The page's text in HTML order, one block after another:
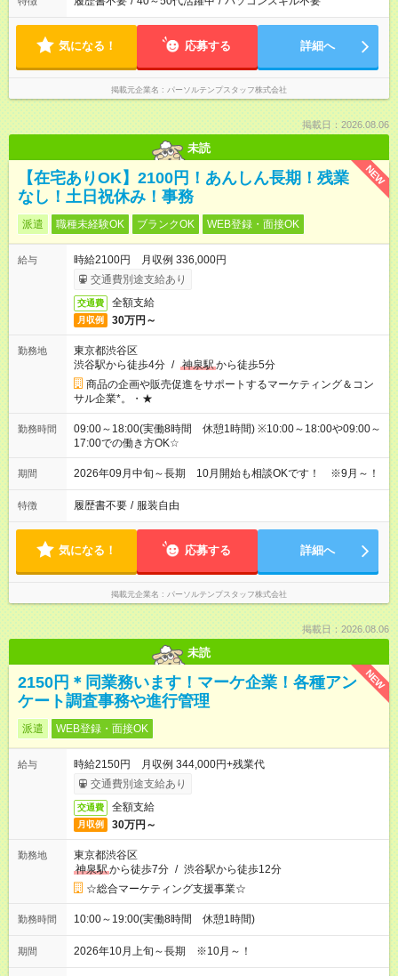
気になる！ 応募する 詳細へ
掲載元企業名 パーソルテンプスタッフ株式会社
掲載日：2026.08.06
未読
NEW
【在宅ありOK】2100円！あんしん長期！残業
なし！土日祝休み！事務
派遣 職種未経験OK ブランクOK WEB登録・面接OK
給与
時給2100円 月収例 336,000円
交通費別途支給あり
交通費 全額支給
月収例 30万円～
勤務地
東京都渋谷区
渋谷駅から徒歩4分 / 神泉駅から徒歩5分
商品の企画や販売促進をサポートするマーケティング＆コン
サル企業*。・★
勤務時間
09:00～18:00(実働8時間 休憩1時間) ※10:00～18:00や09:00～
17:00での働き方OK☆
期間 2026年09月中旬～長期 10月開始も相談OKです！ ※9月～！
特徴 履歴書不要 / 服装自由
気になる！ 応募する 詳細へ
掲載元企業名 パーソルテンプスタッフ株式会社
掲載日：2026.08.06
未読
NEW
2150円＊同業務います！マーケ企業！各種アン
ケート調査事務や進行管理
派遣 WEB登録・面接OK
給与
時給2150円 月収例 344,000円+残業代
交通費別途支給あり
交通費 全額支給
月収例 30万円～
勤務地
東京都渋谷区
神泉駅から徒歩7分 / 渋谷駅から徒歩12分
☆総合マーケティング支援事業☆
勤務時間 10:00～19:00(実働8時間 休憩1時間)
期間 2026年10月上旬～長期 ※10月～！